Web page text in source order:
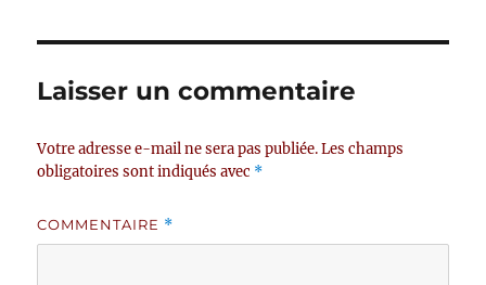
Laisser un commentaire
Votre adresse e-mail ne sera pas publiée. Les champs
obligatoires sont indiqués avec *
COMMENTAIRE *